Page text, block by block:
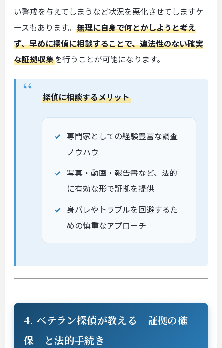
い警戒を与えてしまうなど状況を悪化させてしますケ
ースもあります。 無理に自身で何とかしようと考え
ず、早めに探偵に相談することで、違法性のない確実
な証拠収集を行うことが可能になります。
探偵に相談するメリット
専門家としての経験豊富な調査
ノウハウ
写真・動画・報告書など、法的
に有効な形で証拠を提供
身バレやトラブルを回避するた
めの慎重なアプローチ
4. ベテラン探偵が教える「証拠の確
保」と法的手続き